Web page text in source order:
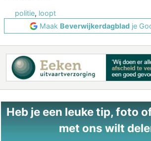
politie, loopt
Maak Beverwijkerdagblad je
Heb je een leuke tip, foto
met ons wilt